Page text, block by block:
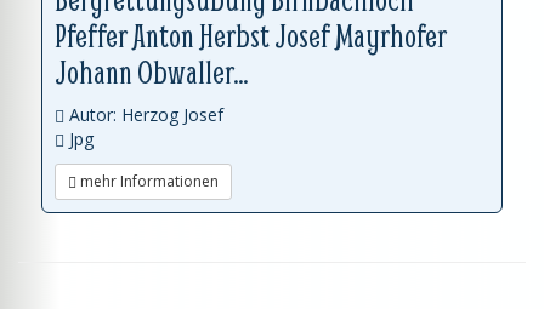
Pfeffer Anton Herbst Josef Mayrhofer
Johann Obwaller...
Autor: Herzog Josef
Jpg
mehr Informationen